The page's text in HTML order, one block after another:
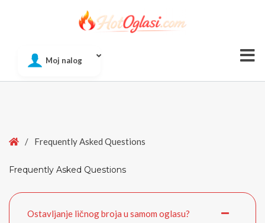
Moj nalog
Home
/ Frequently Asked Questions
Frequently Asked Questions
Ostavljanje ličnog broja u samom oglasu?